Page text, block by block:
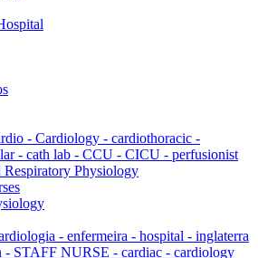
- Cardiology - cardiothoracic -
- cath lab - CCU - CICU - perfusionist
Respiratory Physiology
- enfermeira - hospital - inglaterra
- STAFF NURSE - cardiac - cardiology